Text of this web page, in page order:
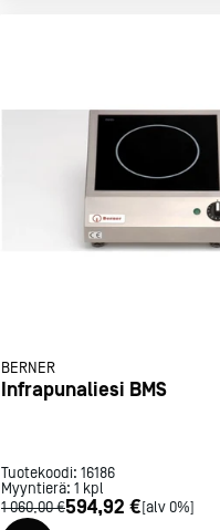
BERNER
Infrapunaliesi BMS
Tuotekoodi: 16186
Myyntierä: 1 kpl
1 060,00 €594,92 €[alv 0%]